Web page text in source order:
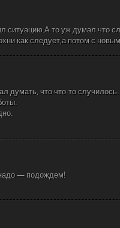
ситуацию.А то уж думал что
как следует,а потом с
думать, что что-то случилось.
— подождем!